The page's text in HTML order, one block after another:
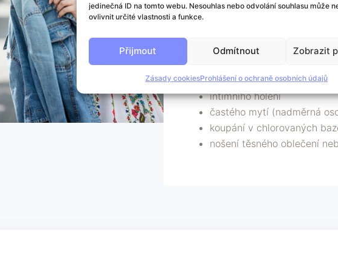
jedinečná ID na tomto webu. Nesouhlas nebo odvolání souhlasu může
ovlivnit určité vlastnosti a funkce.
Přijmout Odmítnout Zobrazit
Zásady cookiesProhlášení o ochraně osobních údajů
užívání antidepresiv
rakoviny prsu
intimního holení
častého mytí (nadměrná
koupání v chlorovaných
nošení těsného oblečení